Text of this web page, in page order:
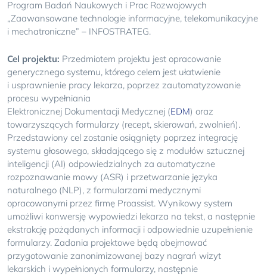
Program Badań Naukowych i Prac Rozwojowych
„Zaawansowane technologie informacyjne, telekomunikacyjne
i mechatroniczne” – INFOSTRATEG.
Cel projektu: Przedmiotem projektu jest opracowanie
generycznego systemu, którego celem jest ułatwienie
i usprawnienie pracy lekarza, poprzez zautomatyzowanie
procesu wypełniania
Elektronicznej Dokumentacji Medycznej (EDM) oraz
towarzyszących formularzy (recept, skierowań, zwolnień).
Przedstawiony cel zostanie osiągnięty poprzez integrację
systemu głosowego, składającego się z modułów sztucznej
inteligencji (AI) odpowiedzialnych za automatyczne
rozpoznawanie mowy (ASR) i przetwarzanie języka
naturalnego (NLP), z formularzami medycznymi
opracowanymi przez firmę Proassist. Wynikowy system
umożliwi konwersję wypowiedzi lekarza na tekst, a następnie
ekstrakcję pożądanych informacji i odpowiednie uzupełnienie
formularzy. Zadania projektowe będą obejmować
przygotowanie zanonimizowanej bazy nagrań wizyt
lekarskich i wypełnionych formularzy, następnie